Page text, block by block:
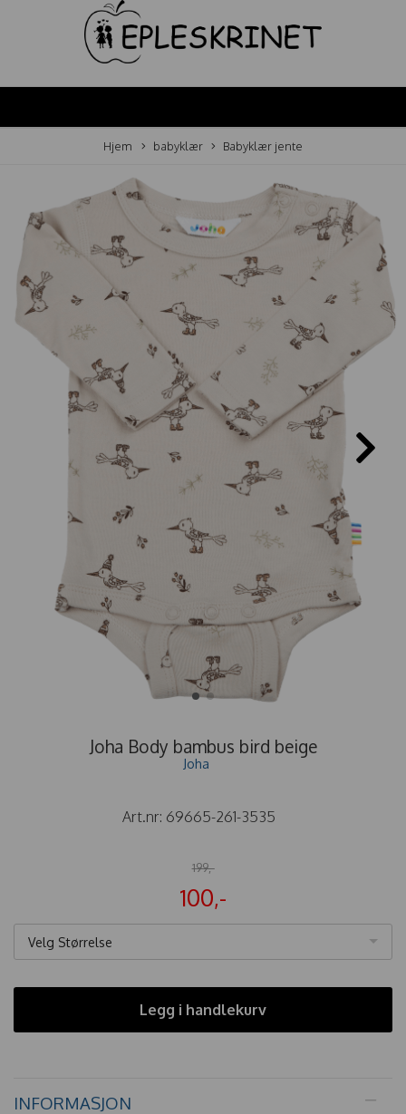
Hjem babyklær Babyklær jente
Joha Body bambus bird beige
Joha
Art.nr: 69665-261-3535
199,-
100,-
Velg Størrelse
Legg i handlekurv
INFORMASJON